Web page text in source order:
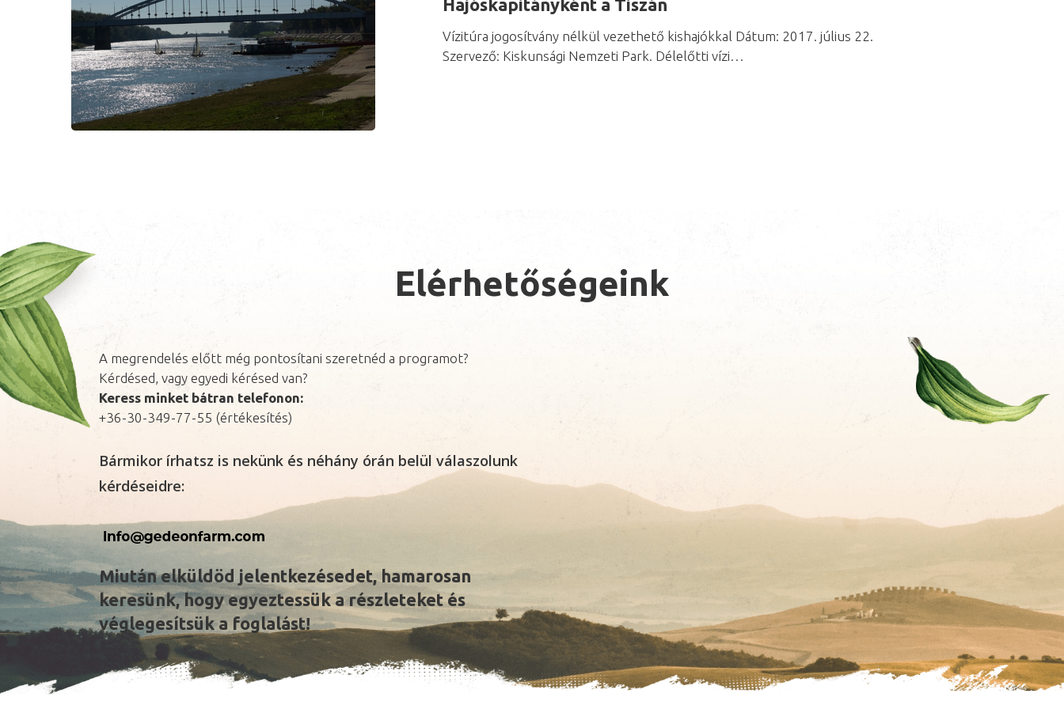
Hajóskapitányként a Tiszán
Vízitúra jogosítvány nélkül vezethető kishajókkal Dátum: 2017. július 22.
Szervező: Kiskunsági Nemzeti Park. Délelőtti vízi…
Elérhetőségeink
A megrendelés előtt még pontosítani szeretnéd a programot?
Kérdésed, vagy egyedi kérésed van?
Keress minket bátran telefonon:
+36-30-349-77-55 (értékesítés)
Bármikor írhatsz is nekünk és néhány órán belül válaszolunk
kérdéseidre:
Miután elküldöd jelentkezésedet, hamarosan
keresünk, hogy egyeztessük a részleteket és
véglegesítsük a foglalást!